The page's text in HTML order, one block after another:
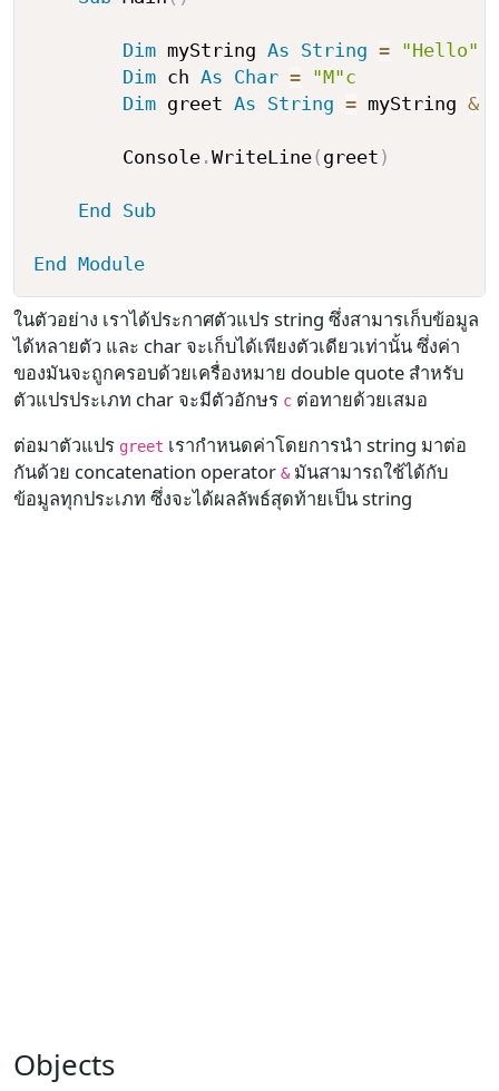
Dim myString As String =
"Hello"
Dim ch As Char =
"M"c
Dim greet As String = myString &
        Console
. WriteLine( greet )
End Sub
End Module
ในตัวอย่าง เราได้ประกาศตัวแปร string ซึ่งสามารเก็บข้อมูล
ได้หลายตัว และ char จะเก็บได้เพียงตัวเดียวเท่านั้น ซึ่งค่า
ของมันจะถูกครอบด้วยเครื่องหมาย double quote สำหรับ
ตัวแปรประเภท char จะมีตัวอักษร c ต่อทายด้วยเสมอ
ต่อมาตัวแปร greet เรากำหนดค่าโดยการนำ string มาต่อ
กันด้วย concatenation operator&มันสามารถใช้ได้กับ
ข้อมูลทุกประเภท ซึ่งจะได้ผลลัพธ์สุดท้ายเป็น string
Objects